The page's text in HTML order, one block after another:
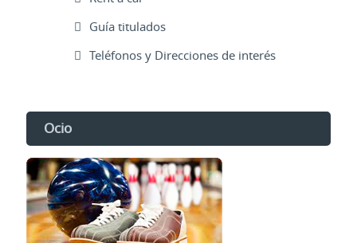
Guía titulados
Teléfonos y Direcciones de interés
Ocio